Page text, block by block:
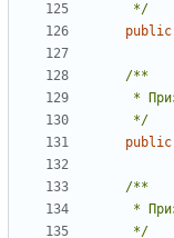
     */
public
     */
public
     */